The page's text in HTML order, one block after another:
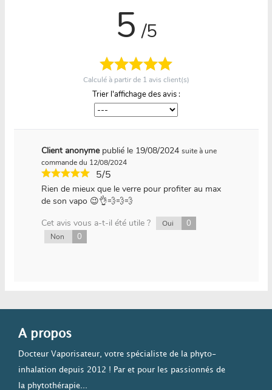
5 /5
Calculé à partir de 1 avis client(s)
Trier l'affichage des avis :
Client anonyme publié le 19/08/2024 suite à une
commande du 12/08/2024
5/5
Rien de mieux que le verre pour profiter au max
de son vapo 😉👌💨💨💨
Cet avis vous a-t-il été utile ?
Oui 0
Non 0
A propos
Docteur Vaporisateur, votre spécialiste de la phyto-
inhalation depuis 2012 ! Par et pour les passionnés de
la phytothérapie...